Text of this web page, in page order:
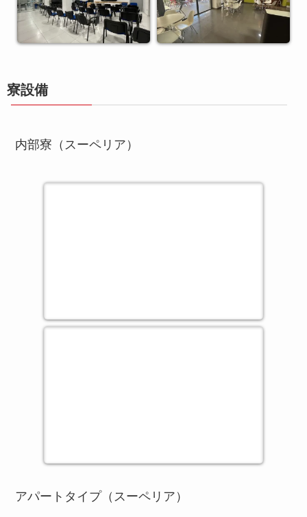
寮設備
内部寮（スーペリア）
アパートタイプ（スーペリア）